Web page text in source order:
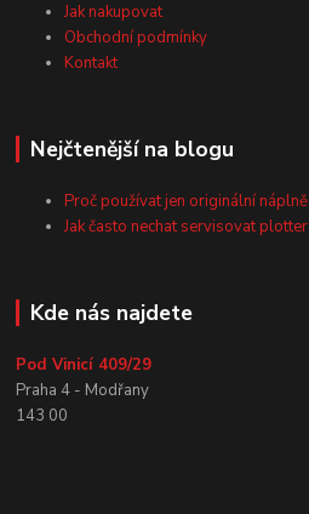
Jak nakupovat
Obchodní podmínky
Kontakt
Nejčtenější na blogu
Proč používat jen originální náplně
Jak často nechat servisovat plotter
Kde nás najdete
Pod Vinicí 409/29
Praha 4 - Modřany
143 00